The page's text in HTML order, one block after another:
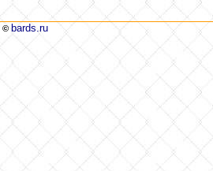
© bards.ru